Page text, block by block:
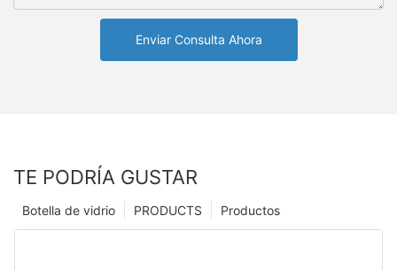
Enviar Consulta Ahora
TE PODRÍA GUSTAR
Productos
PRODUCTS
Botella de vidrio